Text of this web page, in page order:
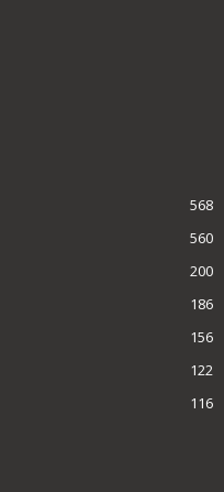
568
560
200
186
156
122
116